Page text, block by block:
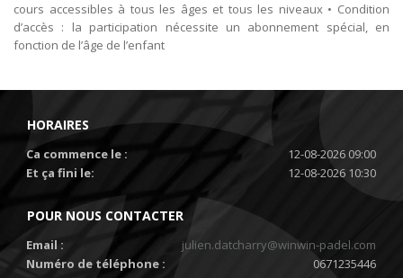
cours accessibles à tous les âges et tous les niveaux • Condition
d’accès : la participation nécessite un abonnement spécial, en
fonction de l’âge de l’enfant
HORAIRES
Ca commence le :
12-08-2026 09:00
Et ça fini le:
12-08-2026 10:30
POUR NOUS CONTACTER
Email :
julien.datcharry@winwin-padel.com
Numéro de téléphone :
0671235446